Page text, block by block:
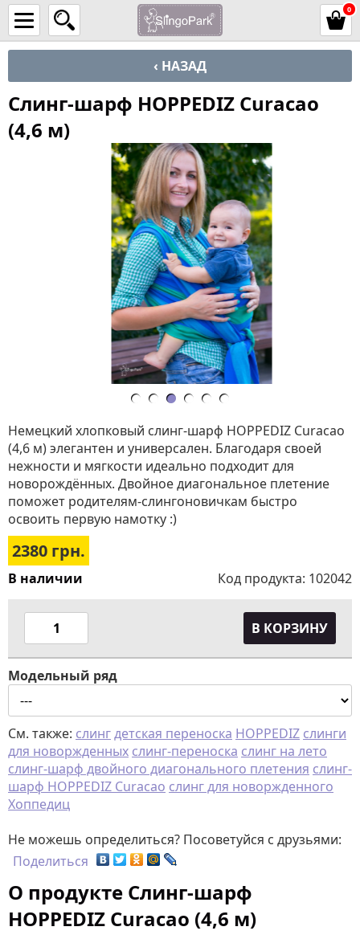
0
‹ НАЗАД
Слинг-шарф HOPPEDIZ Curacao
(4,6 м)
Немецкий хлопковый слинг-шарф HOPPEDIZ Curacao
(4,6 м) элегантен и универсален. Благодаря своей
нежности и мягкости идеально подходит для
новорождённых. Двойное диагональное плетение
поможет родителям-слингоновичкам быстро
освоить первую намотку :)
2380 грн.
В наличии Код продукта: 102042
В КОРЗИНУ
Модельный ряд
См. также: слингдетская переноска HOPPEDIZ слинги
для новоржденных слинг-переноска слинг на лето
слинг-шарф двойного диагонального плетения слинг-
шарф HOPPEDIZ Curacao слинг для новоржденного
Хоппедиц
Не можешь определиться? Посоветуйся с друзьями:
Поделиться
О продукте Слинг-шарф
HOPPEDIZ Curacao (4,6 м)